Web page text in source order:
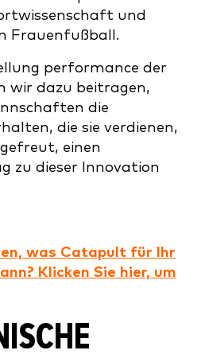
und
Frauenfußball.
performance der
wir dazu beitragen,
die
die sie verdienen,
einen
zu dieser Innovation
was Catapult für Ihr
Klicken Sie hier, um